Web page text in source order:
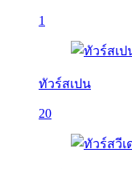
1
ทัวร์สเปน
20